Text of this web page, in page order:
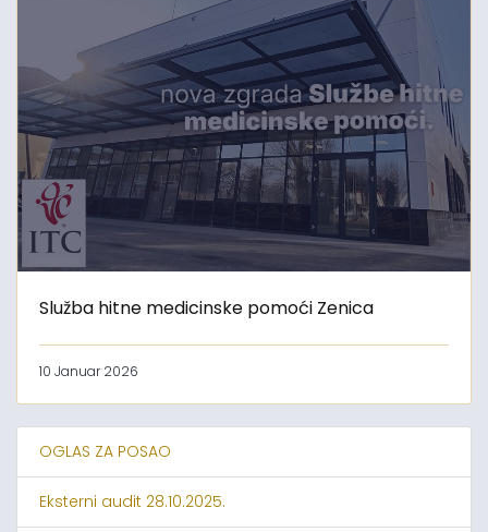
Služba hitne medicinske pomoći Zenica
10 Januar 2026
OGLAS ZA POSAO
Eksterni audit 28.10.2025.